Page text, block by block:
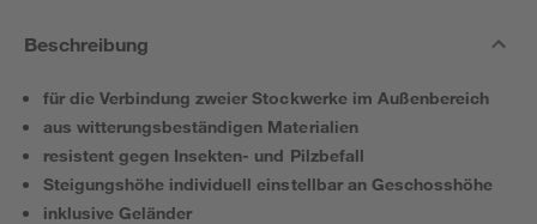
Beschreibung
für die Verbindung zweier Stockwerke im Außenbereich
aus witterungsbeständigen Materialien
resistent gegen Insekten- und Pilzbefall
Steigungshöhe individuell einstellbar an Geschosshöhe
inklusive Geländer